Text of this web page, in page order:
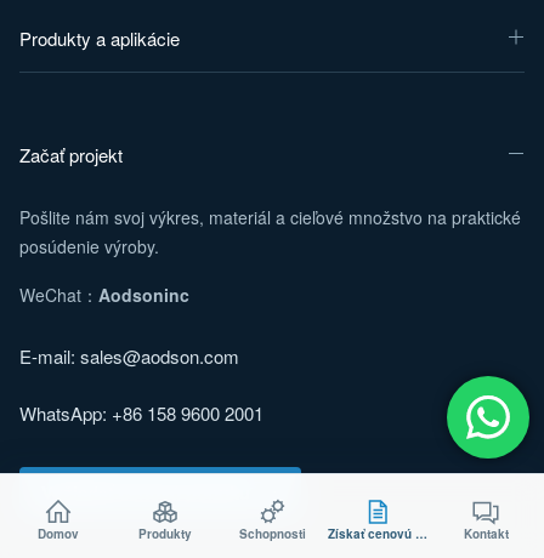
Produkty a aplikácie
Začať projekt
Pošlite nám svoj výkres, materiál a cieľové množstvo na praktické
posúdenie výroby.
WeChat： Aodsoninc
E-mail: sales@aodson.com
WhatsApp: +86 158 9600 2001
Domov Produkty Schopnosti Získať cenovú ponuku Kontakt